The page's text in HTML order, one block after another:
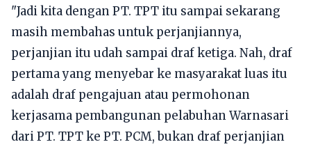
"Jadi kita dengan PT. TPT itu sampai sekarang
masih membahas untuk perjanjiannya,
perjanjian itu udah sampai draf ketiga. Nah, draf
pertama yang menyebar ke masyarakat luas itu
adalah draf pengajuan atau permohonan
kerjasama pembangunan pelabuhan Warnasari
dari PT. TPT ke PT. PCM, bukan draf perjanjian